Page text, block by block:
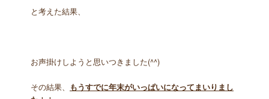
と考えた結果、
お声掛けしようと思いつきました(^^)
その結果、
もうすでに年末がいっぱいになってまいりまし